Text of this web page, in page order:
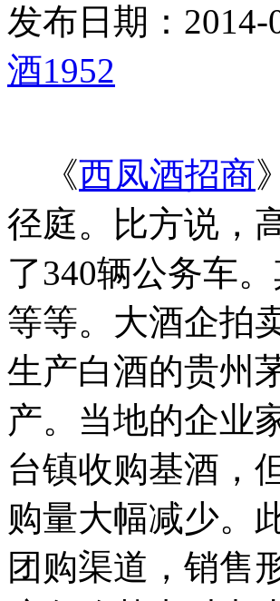
发布日期：
酒1952
《西凤酒招商
径庭。比方说，
了340辆公务车
等等。大酒企拍
生产白酒的贵州
产。当地的企业
台镇收购基酒，
购量大幅减少。
团购渠道，销售